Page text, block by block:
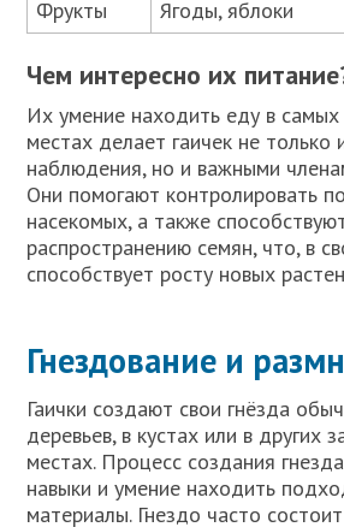
Фрукты Ягоды, яблоки
Чем интересно их
Их умение находить еду в
местах делает гаичек не только
наблюдения, но и важными
Они помогают контролировать
насекомых, а также
распространению семян, что, в
способствует росту новых
Гнездование и
Гаички создают свои гнёзда
деревьев, в кустах или в других
местах. Процесс создания
навыки и умение находить
материалы. Гнездо часто